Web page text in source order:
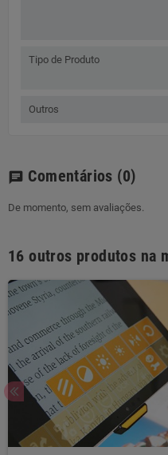
Tipo de Produto
Outros
chat Comentários (0)
De momento, sem avaliações.
16 outros produtos na